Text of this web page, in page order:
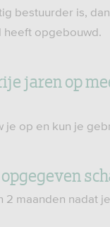
bestuurder is,
heeft opgebouwd.
jaren op
je op en kun je
2 maanden nadat